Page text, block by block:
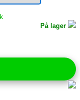
På lager